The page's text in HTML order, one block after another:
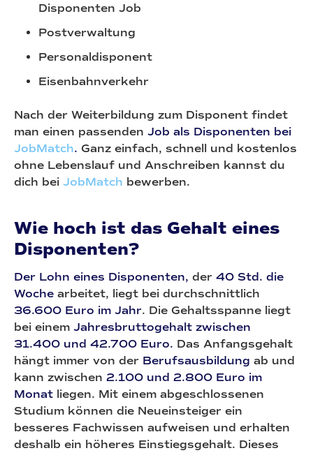
Disponenten Job
Postverwaltung
Personaldisponent
Eisenbahnverkehr
Nach der Weiterbildung zum Disponent findet
man einen passenden Job als Disponenten bei
JobMatch. Ganz einfach, schnell und kostenlos
ohne Lebenslauf und Anschreiben kannst du
dich bei JobMatch bewerben.
Wie hoch ist das Gehalt eines
Disponenten?
Der Lohn eines Disponenten, der 40 Std. die
Woche arbeitet, liegt bei durchschnittlich
36.600 Euro im Jahr. Die Gehaltsspanne liegt
bei einem Jahresbruttogehalt zwischen
31.400 und 42.700 Euro. Das Anfangsgehalt
hängt immer von der Berufsausbildung ab und
kann zwischen 2.100 und 2.800 Euro im
Monat liegen. Mit einem abgeschlossenen
Studium können die Neueinsteiger ein
besseres Fachwissen aufweisen und erhalten
deshalb ein höheres Einstiegsgehalt. Dieses